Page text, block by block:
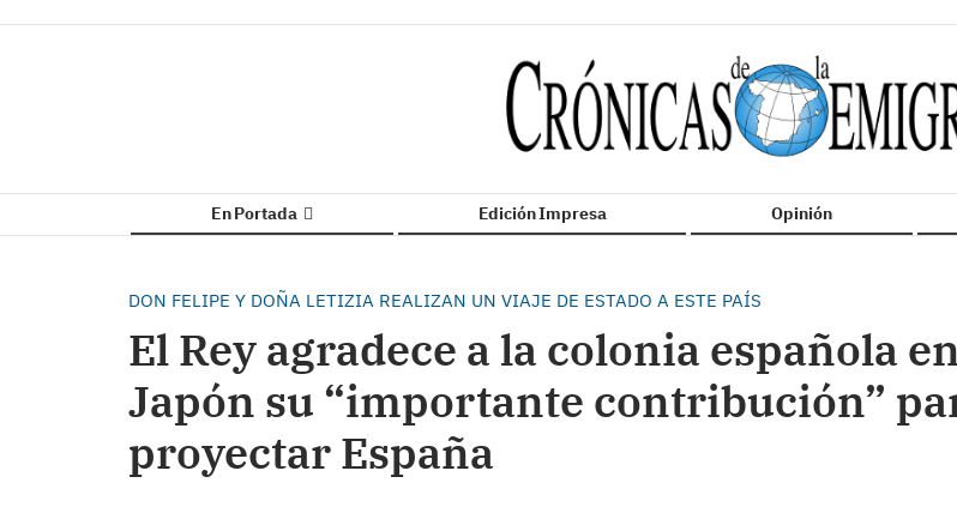
En Portada Edición Impresa Opinión
DON FELIPE Y DOÑA LETIZIA REALIZAN UN VIAJE DE ESTADO A ESTE PAÍS
El Rey agradece a la colonia española
Japón su “importante contribución”
proyectar España